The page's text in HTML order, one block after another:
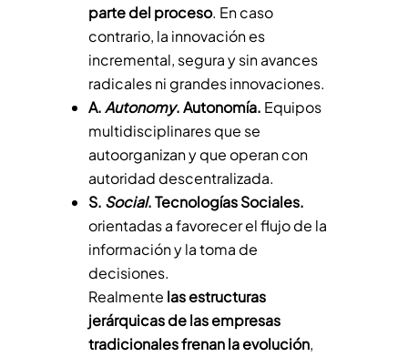
parte del proceso. En caso
contrario, la innovación es
incremental, segura y sin avances
radicales ni grandes innovaciones.
A.Autonomy. Autonomía. Equipos
multidisciplinares que se
autoorganizan y que operan con
autoridad descentralizada.
S. Social. Tecnologías Sociales.
orientadas a favorecer el flujo de la
información y la toma de
decisiones.
Realmente las estructuras
jerárquicas de las empresas
tradicionales frenan la evolución,